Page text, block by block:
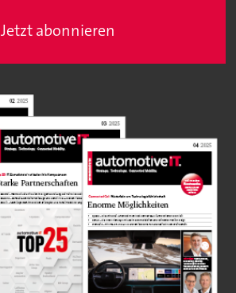
Jetzt abonnieren